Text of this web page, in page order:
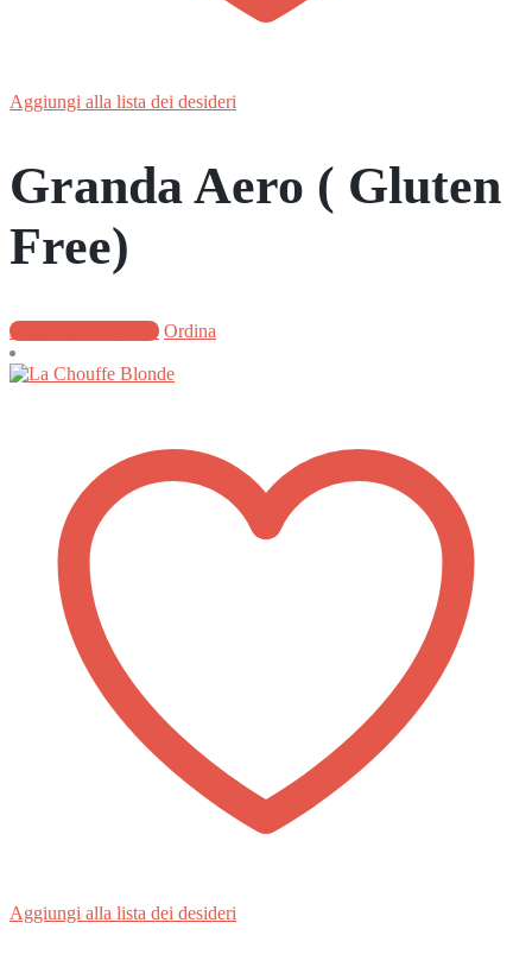
Aggiungi alla lista dei desideri
Granda Aero ( Gluten
Free)
Aggiungi al carrello Ordina
Aggiungi alla lista dei desideri